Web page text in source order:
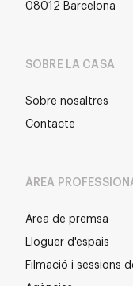
08012 Barcelona
SOBRE LA CASA
Sobre nosaltres
Contacte
ÀREA
Àrea de premsa
Lloguer d'espais
Filmació i sessions